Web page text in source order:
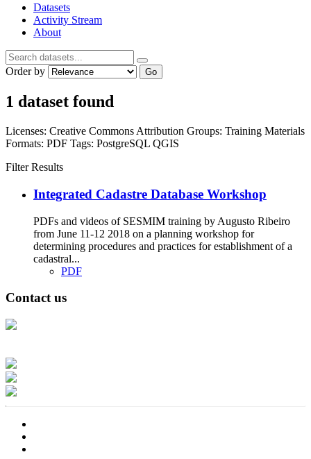
Datasets
Activity Stream
About
Order by Go
1 dataset found
Licenses: Creative Commons Attribution Groups: Training Materials
Formats: PDF Tags: PostgreSQL QGIS
Filter Results
Integrated Cadastre Database Workshop
PDFs and videos of SESMIM training by Augusto Ribeiro
from June 11-12 2018 on a planning workshop for
determining procedures and practices for establishment of a
cadastral...
PDF
Contact us